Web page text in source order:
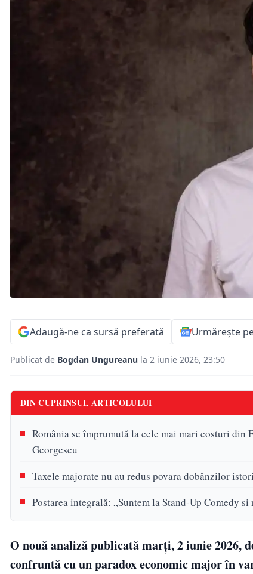
Adaugă-ne ca sursă preferată Urmărește
Publicat de Bogdan Ungureanu la 2 iunie 2026, 23:50
DIN CUPRINSUL ARTICOLULUI
România se împrumută la cele mai mari costuri din
Georgescu
Taxele majorate nu au redus povara dobânzilor
Postarea integrală: „Suntem la Stand-Up Comedy si
O nouă analiză publicată marți, 2 iunie 2026,
confruntă cu un paradox economic major în